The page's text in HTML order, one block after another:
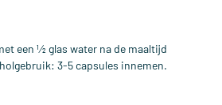
een 1⁄2 glas water na de maaltijd
3-5 capsules innemen.